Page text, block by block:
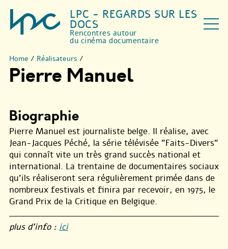
LPC - REGARDS SUR LES
DOCS
Rencontres autour
du cinéma documentaire
Home / Réalisateurs /
Pierre Manuel
Biographie
Pierre Manuel est journaliste belge. Il réalise, avec
Jean-Jacques Péché, la série télévisée "Faits-Divers"
qui connaît vite un très grand succès national et
international. La trentaine de documentaires sociaux
qu’ils réaliseront sera régulièrement primée dans de
nombreux festivals et finira par recevoir, en 1975, le
Grand Prix de la Critique en Belgique.
plus d’info : ici